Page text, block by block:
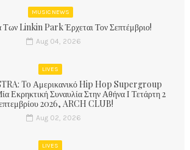
MUSIC NEWS
Των Linkin Park Έρχεται Τον Σεπτέμβριο!
Aug 04, 2026
LIVES
To Αμερικανικό Hip Hop Supergroup
Εκρηκτική Συναυλία Στην Αθήνα Ι Τετάρτη 2
2026, ARCH CLUB!
Aug 02, 2026
LIVES